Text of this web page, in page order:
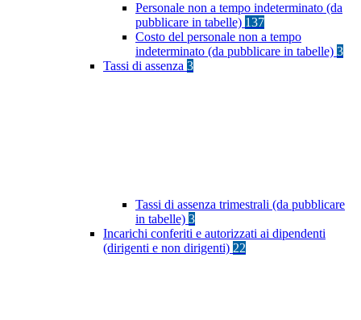
Personale non a tempo indeterminato (da
pubblicare in tabelle) 137
Costo del personale non a tempo
indeterminato (da pubblicare in tabelle) 3
Tassi di assenza 3
Tassi di assenza trimestrali (da pubblicare
in tabelle) 3
Incarichi conferiti e autorizzati ai dipendenti
(dirigenti e non dirigenti) 22